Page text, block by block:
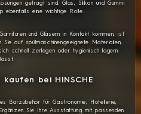
gefragt sind. Glas, Silikon und Gummi
ebenfalls eine wichtige Rolle.
und Gläsern in Kontakt kommen, ist
Sie auf spülmaschinengeeignete Materialien,
schnell zerlegen oder hygienisch lagern
lässt.
bei HINSCHE
Barzubehör für Gastronomie, Hotellerie,
Sie Ihre Ausstattung mit passenden